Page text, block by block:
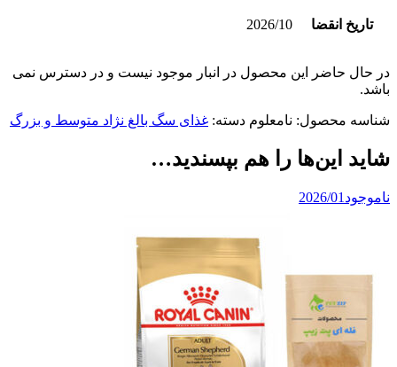
تاریخ انقضا 2026/10
در حال حاضر این محصول در انبار موجود نیست و در دسترس نمی
باشد.
شناسه محصول: نامعلوم دسته: غذای سگ بالغ نژاد متوسط و بزرگ
شاید این‌ها را هم بپسندید…
ناموجود 2026/01